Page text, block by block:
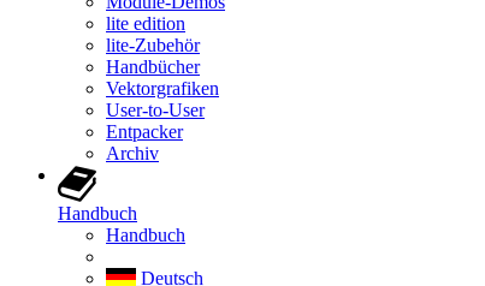
lite edition
lite-Zubehör
Handbücher
Vektorgrafiken
User-to-User
Entpacker
Archiv
Handbuch
Handbuch
Deutsch